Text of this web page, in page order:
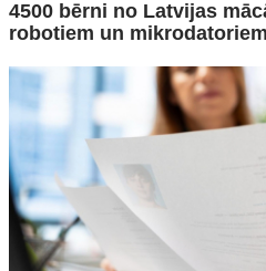
4500 bērni no Latvijas
robotiem un